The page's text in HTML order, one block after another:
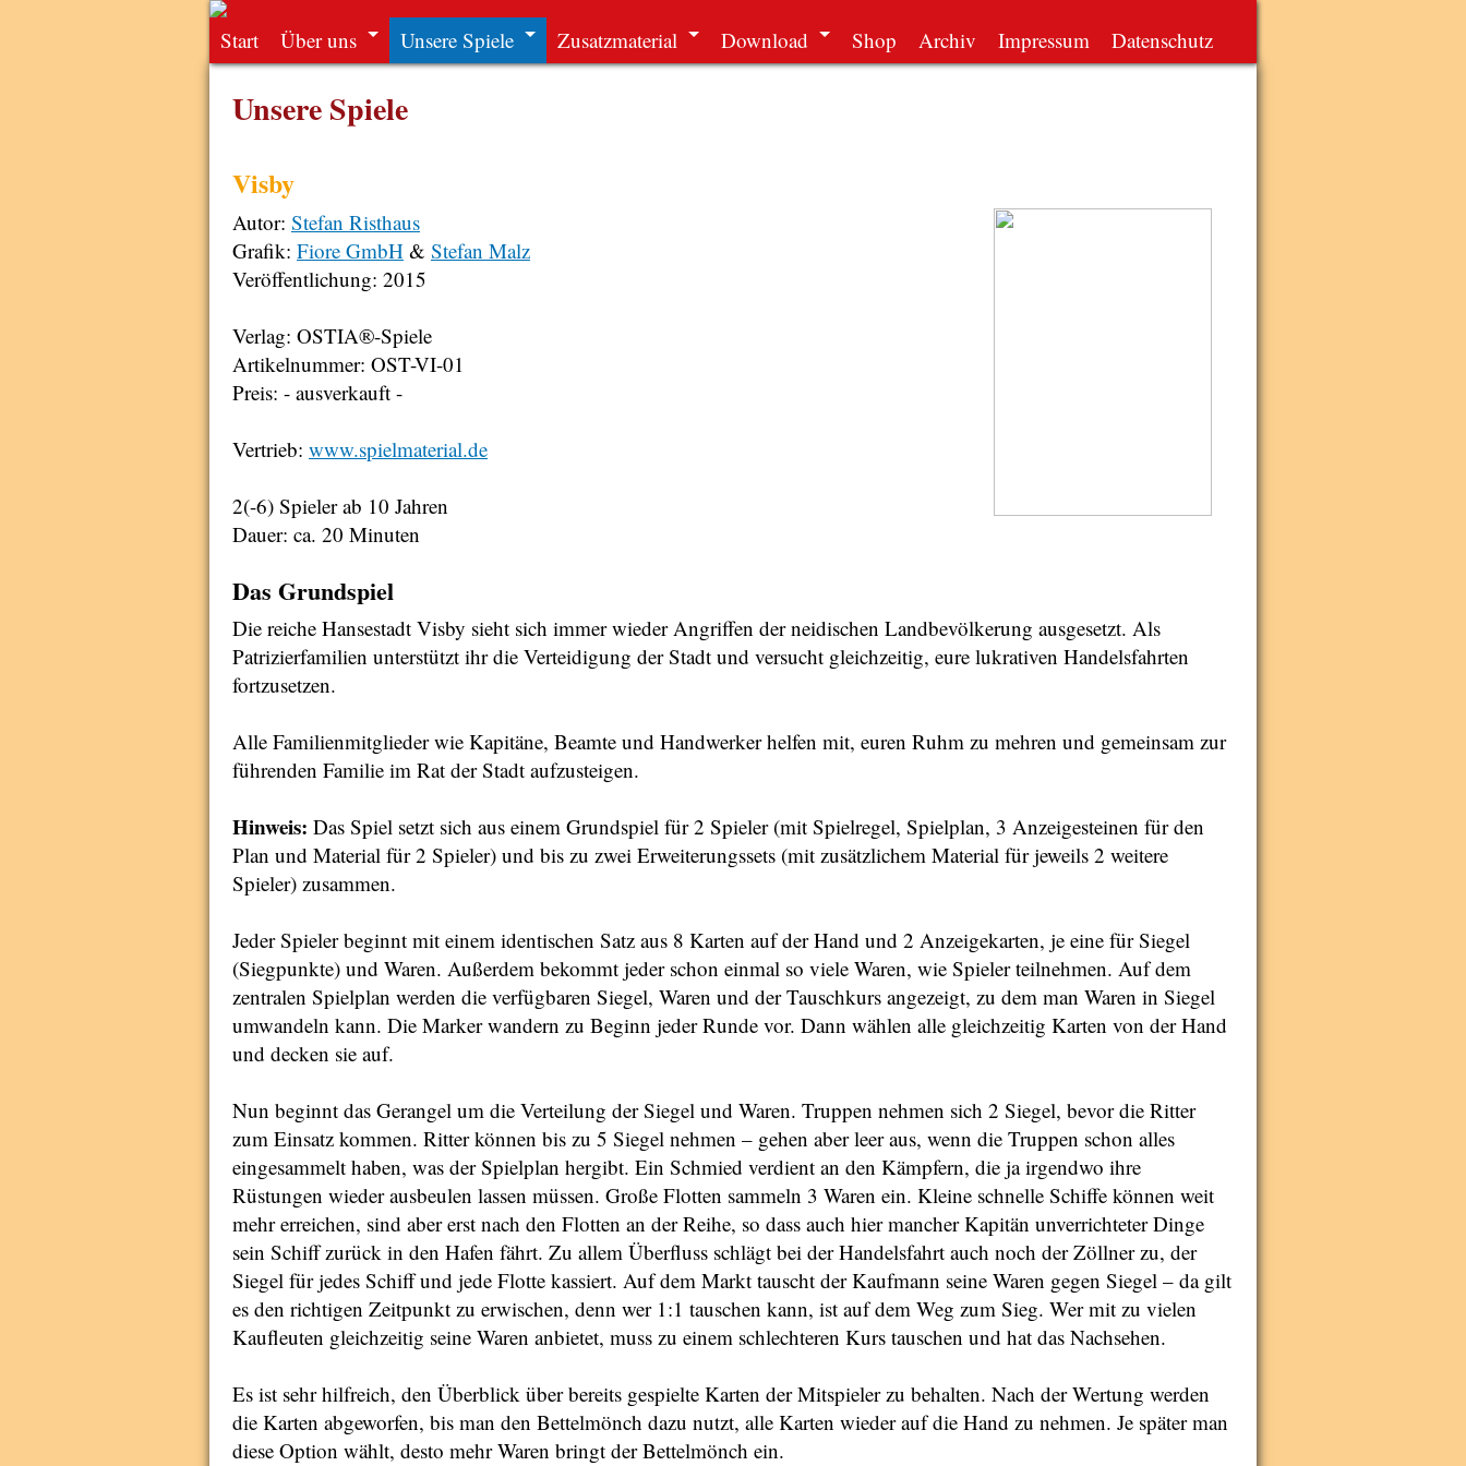
Start Über uns Unsere Spiele Zusatzmaterial Download Shop Archiv Impressum Datenschutz
Unsere Spiele
Visby
Autor: Stefan Risthaus
Grafik: Fiore GmbH & Stefan Malz
Veröffentlichung: 2015
Verlag: OSTIA®-Spiele
Artikelnummer: OST-VI-01
Preis: - ausverkauft -
Vertrieb: www.spielmaterial.de
2(-6) Spieler ab 10 Jahren
Dauer: ca. 20 Minuten
Das Grundspiel
Die reiche Hansestadt Visby sieht sich immer wieder Angriffen der neidischen Landbevölkerung ausgesetzt. Als
Patrizierfamilien unterstützt ihr die Verteidigung der Stadt und versucht gleichzeitig, eure lukrativen Handelsfahrten
fortzusetzen.
Alle Familienmitglieder wie Kapitäne, Beamte und Handwerker helfen mit, euren Ruhm zu mehren und gemeinsam zur
führenden Familie im Rat der Stadt aufzusteigen.
Hinweis: Das Spiel setzt sich aus einem Grundspiel für 2 Spieler (mit Spielregel, Spielplan, 3 Anzeigesteinen für den
Plan und Material für 2 Spieler) und bis zu zwei Erweiterungssets (mit zusätzlichem Material für jeweils 2 weitere
Spieler) zusammen.
Jeder Spieler beginnt mit einem identischen Satz aus 8 Karten auf der Hand und 2 Anzeigekarten, je eine für Siegel
(Siegpunkte) und Waren. Außerdem bekommt jeder schon einmal so viele Waren, wie Spieler teilnehmen. Auf dem
zentralen Spielplan werden die verfügbaren Siegel, Waren und der Tauschkurs angezeigt, zu dem man Waren in Siegel
umwandeln kann. Die Marker wandern zu Beginn jeder Runde vor. Dann wählen alle gleichzeitig Karten von der Hand
und decken sie auf.
Nun beginnt das Gerangel um die Verteilung der Siegel und Waren. Truppen nehmen sich 2 Siegel, bevor die Ritter
zum Einsatz kommen. Ritter können bis zu 5 Siegel nehmen – gehen aber leer aus, wenn die Truppen schon alles
eingesammelt haben, was der Spielplan hergibt. Ein Schmied verdient an den Kämpfern, die ja irgendwo ihre
Rüstungen wieder ausbeulen lassen müssen. Große Flotten sammeln 3 Waren ein. Kleine schnelle Schiffe können weit
mehr erreichen, sind aber erst nach den Flotten an der Reihe, so dass auch hier mancher Kapitän unverrichteter Dinge
sein Schiff zurück in den Hafen fährt. Zu allem Überfluss schlägt bei der Handelsfahrt auch noch der Zöllner zu, der
Siegel für jedes Schiff und jede Flotte kassiert. Auf dem Markt tauscht der Kaufmann seine Waren gegen Siegel – da gilt
es den richtigen Zeitpunkt zu erwischen, denn wer 1:1 tauschen kann, ist auf dem Weg zum Sieg. Wer mit zu vielen
Kaufleuten gleichzeitig seine Waren anbietet, muss zu einem schlechteren Kurs tauschen und hat das Nachsehen.
Es ist sehr hilfreich, den Überblick über bereits gespielte Karten der Mitspieler zu behalten. Nach der Wertung werden
die Karten abgeworfen, bis man den Bettelmönch dazu nutzt, alle Karten wieder auf die Hand zu nehmen. Je später man
diese Option wählt, desto mehr Waren bringt der Bettelmönch ein.